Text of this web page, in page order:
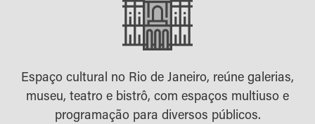
Espaço cultural no Rio de Janeiro, reúne galerias,
museu, teatro e bistrô, com espaços multiuso e
programação para diversos públicos.